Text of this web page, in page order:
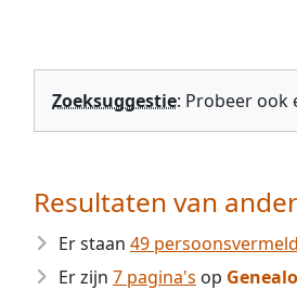
Zoeksuggestie: Probeer ook
Resultaten van
Er staan 49
Er zijn 7 pagina's op